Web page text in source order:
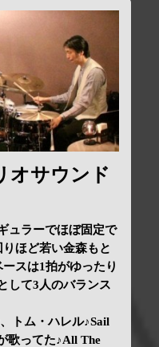
オサウンド
ュラーでほぼ固定で
ほど若い金森もと
スは1拍がゆったり
して3人のバランス
トム・ハレル♪Sail
歌ってた♪All The